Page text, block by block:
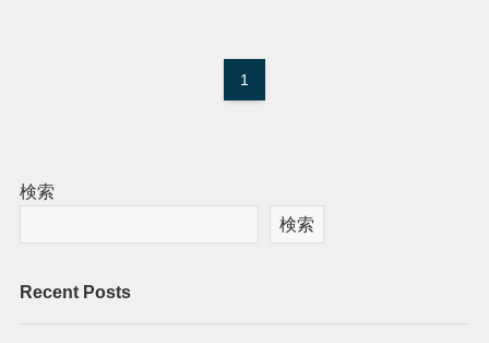
1
検索
検索
Recent Posts